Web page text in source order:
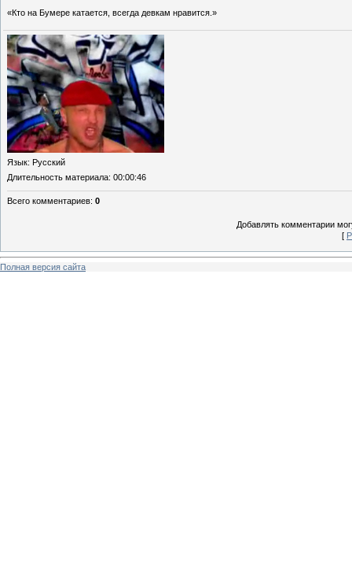
«Кто на Бумере катается, всегда девкам нравится.»
Язык: Русский
Длительность материала: 00:00:46
Всего комментариев: 0
Добавлять комментарии
[
Полная версия сайта